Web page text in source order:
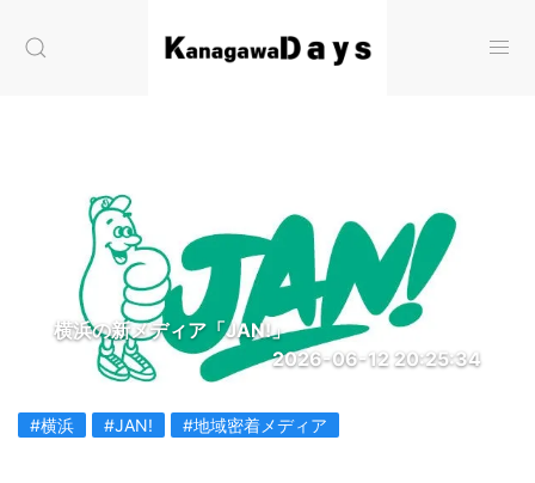
横浜の新メディア「JAN!」
2026-06-12 20:25:34
#横浜 #JAN! #地域密着メディア